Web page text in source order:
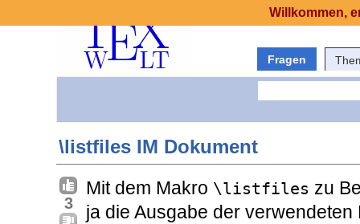
Fragen
\listfiles IM Dokument
3
Mit dem Makro \listfiles zu
ja die Ausgabe der
Willkommen,